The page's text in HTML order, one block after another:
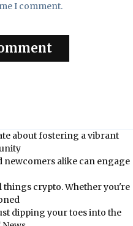
I comment.
about fostering a vibrant
newcomers alike can engage
crypto. Whether you're
dipping your toes into the